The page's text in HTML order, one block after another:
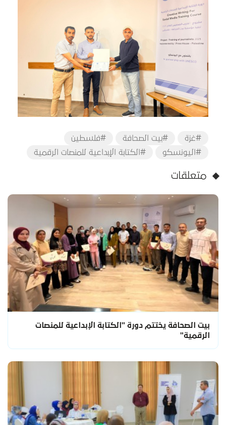
#غزة #بيت الصحافة
#فلسطين
#اليونسكو
#الكتابة الإبداعية للمنصات الرقمية
متعلقات
بيت الصحافة يختتم دورة "الكتابة الإبداعية للمنصات
الرقمية"